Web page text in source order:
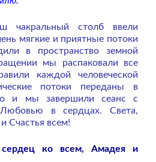
чакральный столб ввели
мягкие и приятные потоки
в пространство земной
мы распаковали все
каждой человеческой
потоки переданы в
и мы завершили сеанс с
в сердцах. Света,
Счастья всем!
ко всем, Амадея и